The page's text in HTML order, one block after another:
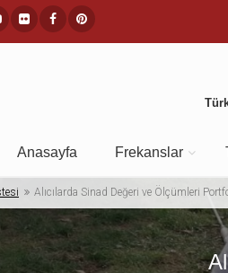
Anasayfa Frekanslar
Alıcılarda Sinad Değeri ve Ölçümleri